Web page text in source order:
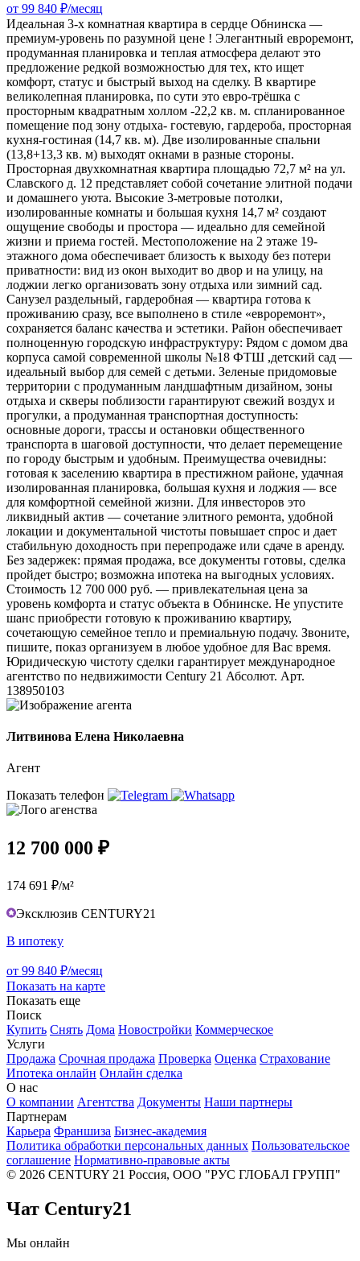
от 99 840 ₽/месяц
Идеальная 3-х комнатная квартира в сердце Обнинска —
премиум-уровень по разумной цене ! Элегантный евроремонт,
продуманная планировка и теплая атмосфера делают это
предложение редкой возможностью для тех, кто ищет
комфорт, статус и быстрый выход на сделку. В квартире
великолепная планировка, по сути это евро-трёшка с
просторным квадратным холлом -22,2 кв. м. спланированное
помещение под зону отдыха- гостевую, гардероба, просторная
кухня-гостиная (14,7 кв. м). Две изолированные спальни
(13,8+13,3 кв. м) выходят окнами в разные стороны.
Просторная двухкомнатная квартира площадью 72,7 м² на ул.
Славского д. 12 представляет собой сочетание элитной подачи
и домашнего уюта. Высокие 3-метровые потолки,
изолированные комнаты и большая кухня 14,7 м² создают
ощущение свободы и простора — идеально для семейной
жизни и приема гостей. Местоположение на 2 этаже 19-
этажного дома обеспечивает близость к выходу без потери
приватности: вид из окон выходит во двор и на улицу, на
лоджии легко организовать зону отдыха или зимний сад.
Санузел раздельный, гардеробная — квартира готова к
проживанию сразу, все выполнено в стиле «евроремонт»,
сохраняется баланс качества и эстетики. Район обеспечивает
полноценную городскую инфраструктуру: Рядом с домом два
корпуса самой современной школы №18 ФТШ ,детский сад —
идеальный выбор для семей с детьми. Зеленые придомовые
территории с продуманным ландшафтным дизайном, зоны
отдыха и скверы поблизости гарантируют свежий воздух и
прогулки, а продуманная транспортная доступность:
основные дороги, трассы и остановки общественного
транспорта в шаговой доступности, что делает перемещение
по городу быстрым и удобным. Преимущества очевидны:
готовая к заселению квартира в престижном районе, удачная
изолированная планировка, большая кухня и лоджия — все
для комфортной семейной жизни. Для инвесторов это
ликвидный актив — сочетание элитного ремонта, удобной
локации и документальной чистоты повышает спрос и дает
стабильную доходность при перепродаже или сдаче в аренду.
Без задержек: прямая продажа, все документы готовы, сделка
пройдет быстро; возможна ипотека на выгодных условиях.
Стоимость 12 700 000 руб. — привлекательная цена за
уровень комфорта и статус объекта в Обнинске. Не упустите
шанс приобрести готовую к проживанию квартиру,
сочетающую семейное тепло и премиальную подачу. Звоните,
пишите, показ организуем в любое удобное для Вас время.
Юридическую чистоту сделки гарантирует международное
агентство по недвижимости Сеntury 21 Абсолют. Арт.
138950103
Литвинова Елена Николаевна
Агент
Показать телефон
12 700 000 ₽
174 691 ₽/м²
Эксклюзив CENTURY21
В ипотеку
от 99 840 ₽/месяц
Показать на карте
Показать еще
Поиск
Купить Снять Дома Новостройки Коммерческое
Услуги
Продажа Срочная продажа Проверка Оценка Страхование
Ипотека онлайн Онлайн сделка
О нас
О компании Агентства Документы Наши партнеры
Партнерам
Карьера Франшиза Бизнес-академия
Политика обработки персональных данных Пользовательское
соглашение Нормативно-правовые акты
© 2026 CENTURY 21 Россия, ООО "РУС ГЛОБАЛ ГРУПП"
Чат Century21
Мы онлайн